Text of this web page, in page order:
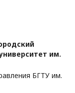
им.
БГТУ им.